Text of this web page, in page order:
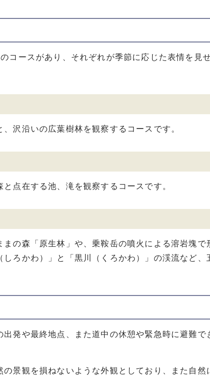
コースがあり、それぞれが季節に応じた表情を見
沢沿いの広葉樹林を観察するコースです。
点在する池、滝を観察するコースです。
の森「原生林」や、乗鞍岳の噴火による溶岩塊で
ろかわ）」と「黒川（くろかわ）」の渓流など、
発や最終地点、また道中の休憩や緊急時に避難で
景観を損ねないような外観としており、また自然